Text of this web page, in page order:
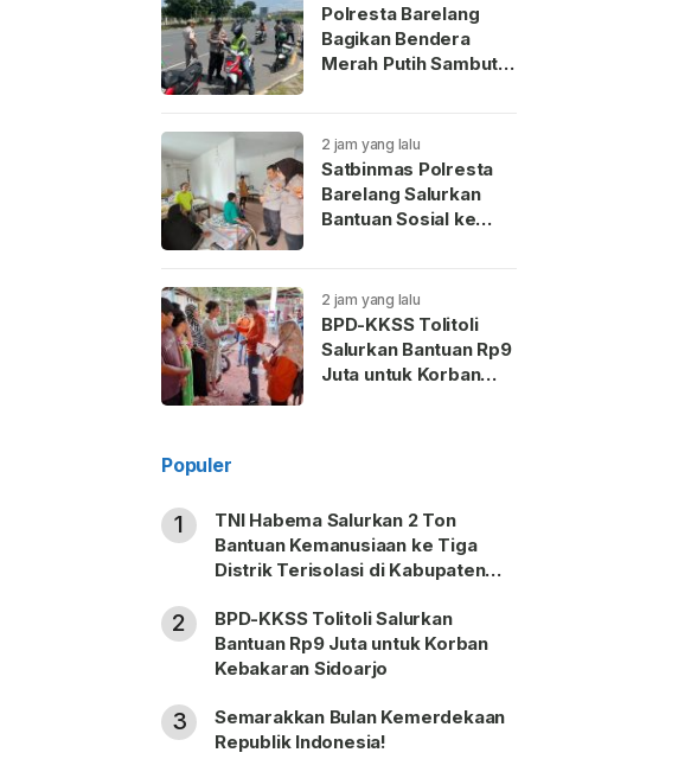
Polresta Barelang
Bagikan Bendera
Merah Putih Sambut
2 jam yang lalu
Satbinmas Polresta
Barelang Salurkan
Bantuan Sosial ke
2 jam yang lalu
BPD-KKSS Tolitoli
Salurkan Bantuan Rp9
Juta untuk Korban
Populer
1
TNI Habema Salurkan 2 Ton
Bantuan Kemanusiaan ke Tiga
Distrik Terisolasi di Kabupaten
2
BPD-KKSS Tolitoli Salurkan
Bantuan Rp9 Juta untuk Korban
Kebakaran Sidoarjo
3
Semarakkan Bulan Kemerdekaan
Republik Indonesia!